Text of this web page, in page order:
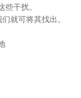
干扰。
就可将其找出。